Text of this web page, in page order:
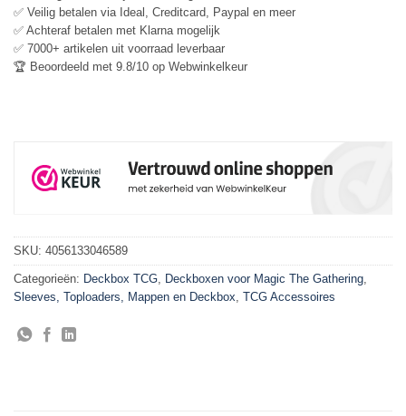
✅ Veilig betalen via Ideal, Creditcard, Paypal en meer
✅ Achteraf betalen met Klarna mogelijk
✅ 7000+ artikelen uit voorraad leverbaar
🏆 Beoordeeld met 9.8/10 op Webwinkelkeur
SKU: 4056133046589
Categorieën: Deckbox TCG, Deckboxen voor Magic The Gathering,
Sleeves, Toploaders, Mappen en Deckbox, TCG Accessoires